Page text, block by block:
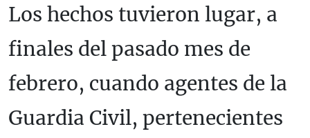
Los hechos tuvieron lugar, a
finales del pasado mes de
febrero, cuando agentes de la
Guardia Civil, pertenecientes